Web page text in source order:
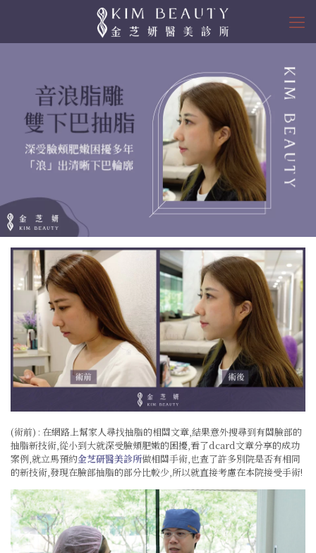
(術前) : 在網路上幫家人尋找抽脂的相關文章,結果意外搜尋到有關臉部的
抽脂新技術,從小到大就深受臉頰肥嫩的困擾,看了dcard文章分享的成功
案例,就立馬預約金芝研醫美診所做相關手術,也查了許多別院是否有相同
的新技術,發現在臉部抽脂的部分比較少,所以就直接考慮在本院接受手術!